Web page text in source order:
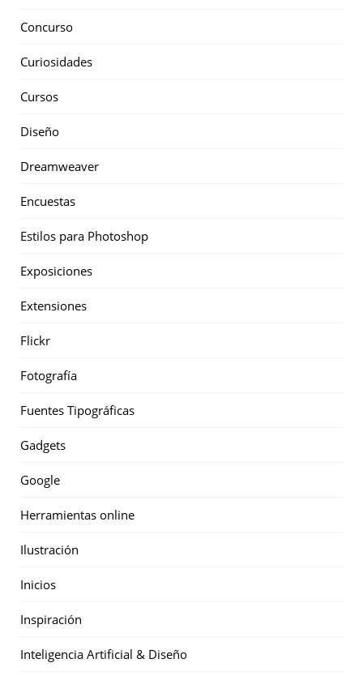
Concurso
Curiosidades
Cursos
Diseño
Dreamweaver
Encuestas
Estilos para Photoshop
Exposiciones
Extensiones
Flickr
Fotografía
Fuentes Tipográficas
Gadgets
Google
Herramientas online
Ilustración
Inicios
Inspiración
Inteligencia Artificial & Diseño